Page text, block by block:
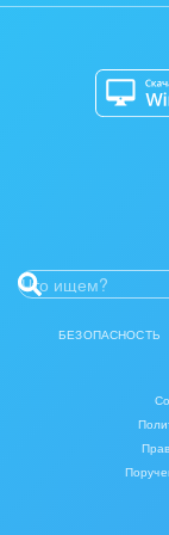
Каталог приложений
Разработчикам
БЕЗОПАСНОСТЬ